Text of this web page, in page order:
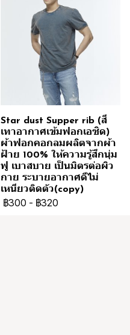
Star dust Supper rib (สี
เทาอากาศเข้มฟอกเอซิด)
ผ้าฟอกคอกลมผลิตจากผ้า
ฝ้าย 100% ให้ความรู้สึกนุ่ม
ฟู เบาสบาย เป็นมิตรต่อผิว
กาย ระบายอากาศดีไม่
เหนียวติดตัว(copy)
฿300 - ฿320